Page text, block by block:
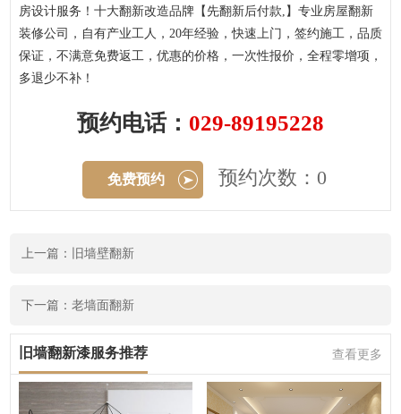
房设计服务！十大翻新改造品牌【先翻新后付款,】专业房屋翻新
装修公司，自有产业工人，20年经验，快速上门，签约施工，品质
保证，不满意免费返工，优惠的价格，一次性报价，全程零增项，
多退少不补！
预约电话： 029-89195228
免费预约 预约次数：0
上一篇：旧墙壁翻新
下一篇：老墙面翻新
旧墙翻新漆服务推荐 查看更多